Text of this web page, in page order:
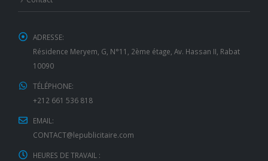
ADRESSE:
Résidence Meryem, G, N°11, 2ème étage, Av. Hassan II, Rabat
10090
TÉLÉPHONE:
+212 661 536 818
EMAIL:
CONTACT@lepublicitaire.com
HEURES DE TRAVAIL :